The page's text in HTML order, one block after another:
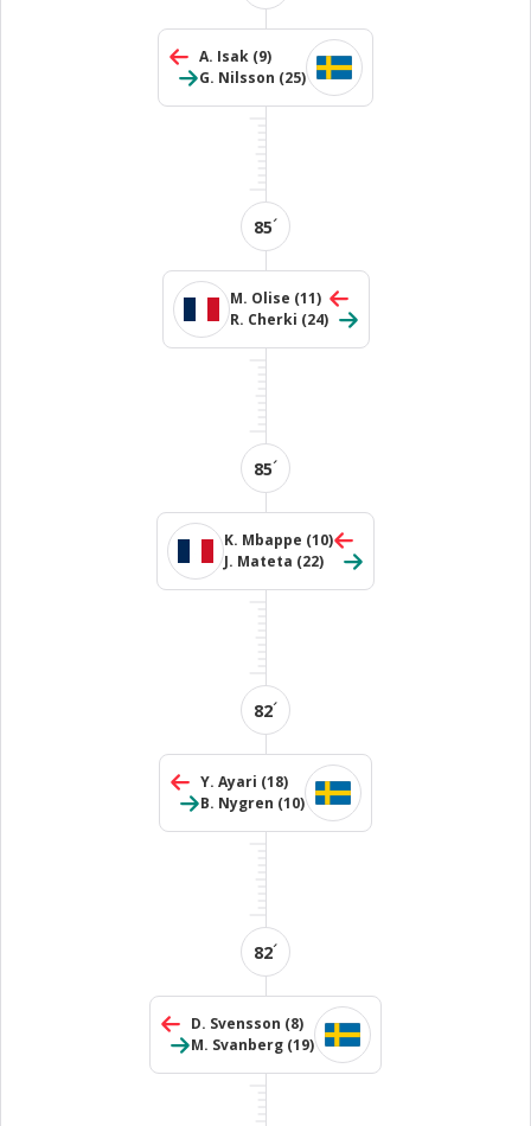
A. Isak (9)
G. Nilsson (25)
85´
M. Olise (11)
R. Cherki (24)
85´
K. Mbappe (10)
J. Mateta (22)
82´
Y. Ayari (18)
B. Nygren (10)
82´
D. Svensson (8)
M. Svanberg (19)